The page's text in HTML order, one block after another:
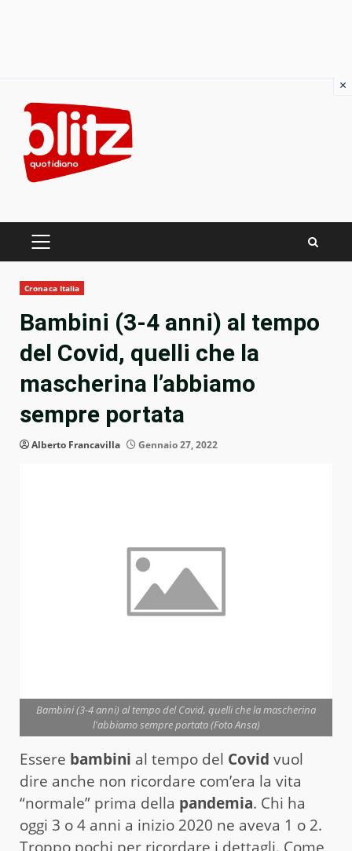
content
PRIMARY
Cronaca Italia
Bambini (3-4 anni) al tempo
del Covid, quelli che la
mascherina l’abbiamo
sempre portata
Alberto Francavilla Gennaio 27, 2022
Bambini (3-4 anni) al tempo del Covid, quelli che la mascherina
l'abbiamo sempre portata (Foto Ansa)
Essere bambini al tempo del Covid vuol
dire anche non ricordare com’era la vita
“normale” prima della pandemia. Chi ha
oggi 3 o 4 anni a inizio 2020 ne aveva 1 o 2.
Troppo pochi per ricordare i dettagli. Come
×